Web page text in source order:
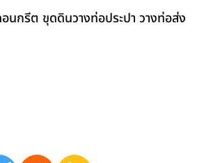
นกรีต ขุดดินวางท่อประปา วางท่อส่ง